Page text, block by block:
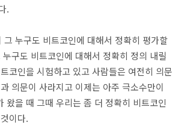
.
그 누구도 비트코인에 대해서 정확히 평가할
구도 비트코인에 대해서 정확히 정의 내릴
코인을 시험하고 있고 사람들은 여전히 의문
의문이 사라지고 이제는 아주 극소수만이
왔을 때 그때 우리는 좀 더 정확히 비트코인
이다.